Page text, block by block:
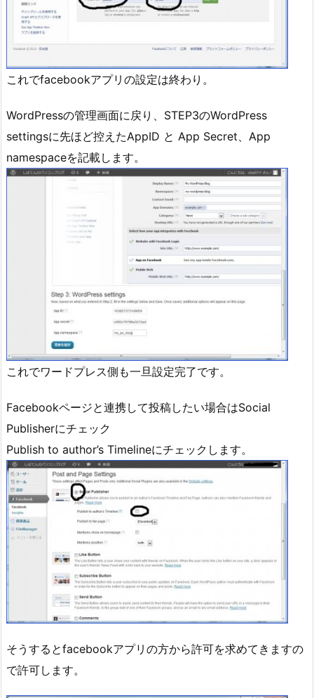
これでfacebookアプリの設定は終わり。
WordPressの管理画面に戻り、STEP3のWordPress
settingsに先ほど控えたAppID と App Secret、App
namespaceを記載します。
これでワードプレス側も一旦設定完了です。
Facebookページと連携して投稿したい場合はSocial
Publisherにチェック
Publish to author’s Timelineにチェックします。
そうするとfacebookアプリの方から許可を求めてきますの
で許可します。